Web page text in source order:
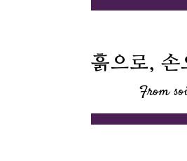
흙으로, 손
From